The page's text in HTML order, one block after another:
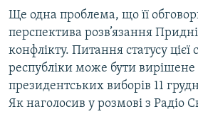
Ще одна проблема, що її
перспективa розв’язання
конфлікту. Питання статусу
республіки може бути вирішене
президентських виборів 11
Як наголосив у розмові з Радіо